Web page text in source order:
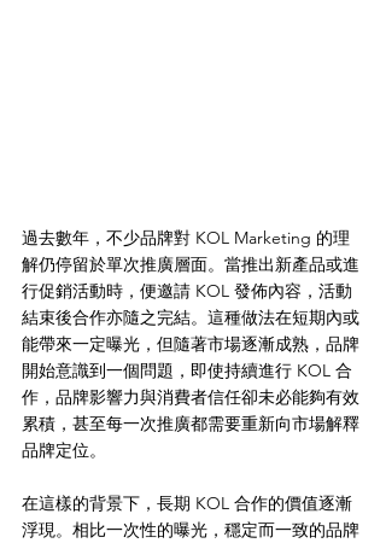
過去數年，不少品牌對 KOL Marketing 的理
解仍停留於單次推廣層面。當推出新產品或進
行促銷活動時，便邀請 KOL 發佈內容，活動
結束後合作亦隨之完結。這種做法在短期內或
能帶來一定曝光，但隨著市場逐漸成熟，品牌
開始意識到一個問題，即使持續進行 KOL 合
作，品牌影響力與消費者信任卻未必能夠有效
累積，甚至每一次推廣都需要重新向市場解釋
品牌定位。
在這樣的背景下，長期 KOL 合作的價值逐漸
浮現。相比一次性的曝光，穩定而一致的品牌